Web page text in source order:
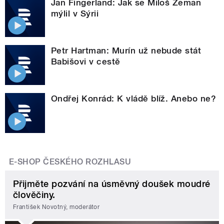
Jan Fingerland: Jak se Miloš Zeman
mýlil v Sýrii
Petr Hartman: Murín už nebude stát
Babišovi v cestě
Ondřej Konrád: K vládě blíž. Anebo ne?
E-SHOP ČESKÉHO ROZHLASU
Přijměte pozvání na úsměvný doušek moudré
člověčiny.
František Novotný, moderátor